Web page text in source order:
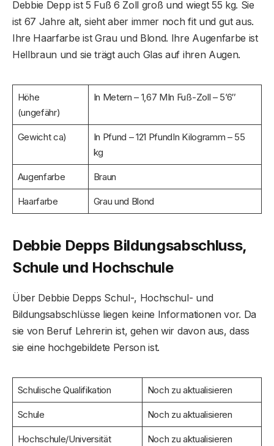
Debbie Depp ist 5 Fuß 6 Zoll groß und wiegt 55 kg. Sie
ist 67 Jahre alt, sieht aber immer noch fit und gut aus.
Ihre Haarfarbe ist Grau und Blond. Ihre Augenfarbe ist
Hellbraun und sie trägt auch Glas auf ihren Augen.
Höhe
(ungefähr)
In Metern – 1,67 MIn Fuß-Zoll – 5’6″
Gewicht ca)
In Pfund – 121 PfundIn Kilogramm – 55
kg
Augenfarbe Braun
Haarfarbe Grau und Blond
Debbie Depps Bildungsabschluss,
Schule und Hochschule
Über Debbie Depps Schul-, Hochschul- und
Bildungsabschlüsse liegen keine Informationen vor. Da
sie von Beruf Lehrerin ist, gehen wir davon aus, dass
sie eine hochgebildete Person ist.
Schulische Qualifikation Noch zu aktualisieren
Schule Noch zu aktualisieren
Hochschule/Universität Noch zu aktualisieren